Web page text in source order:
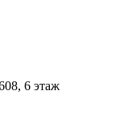
6 этаж